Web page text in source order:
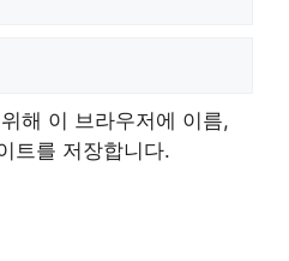
해 이 브라우저에 이름,
트를 저장합니다.